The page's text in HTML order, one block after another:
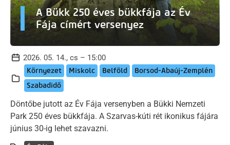
A Bükk 250 éves bükkfája az Év
Fája címért versenyez
2026. 05. 14., cs – 15:00
Környezet Miskolc Belföld
Borsod-Abaúj-Zemplén
Szabadidő
Döntőbe jutott az Év Fája versenyben a Bükki Nemzeti
Park 250 éves bükkfája. A Szarvas-kúti rét ikonikus fájára
június 30-ig lehet szavazni.